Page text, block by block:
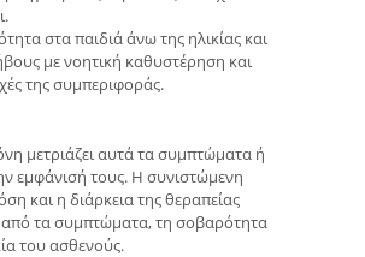
στα παιδιά άνω της ηλικίας και
με νοητική καθυστέρηση και
της συμπεριφοράς.
μετριάζει αυτά τα συμπτώματα ή
εμφάνισή τους. Η συνιστώμενη
και η διάρκεια της θεραπείας
από τα συμπτώματα, τη σοβαρότητα
του ασθενούς.